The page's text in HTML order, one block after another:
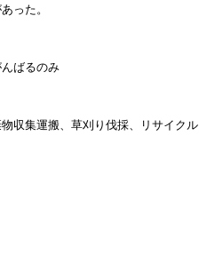
った。
ばるのみ
収集運搬、草刈り伐採、リサイク